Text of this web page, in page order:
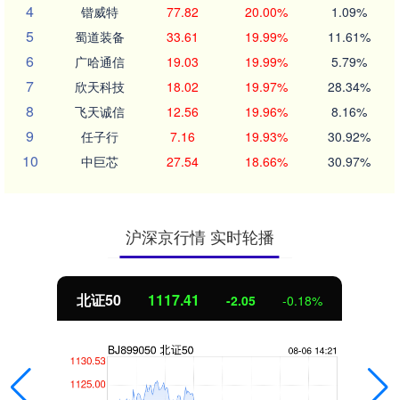
4 锴威特 77.82 20.00% 1.09%
5 蜀道装备 33.61 19.99% 11.61%
6 广哈通信 19.03 19.99% 5.79%
7 欣天科技 18.02 19.97% 28.34%
8 飞天诚信 12.56 19.96% 8.16%
9 任子行 7.16 19.93% 30.92%
10 中巨芯 27.54 18.66% 30.97%
沪深京行情 实时轮播
北证50 1117.41 -2.05 -0.18%